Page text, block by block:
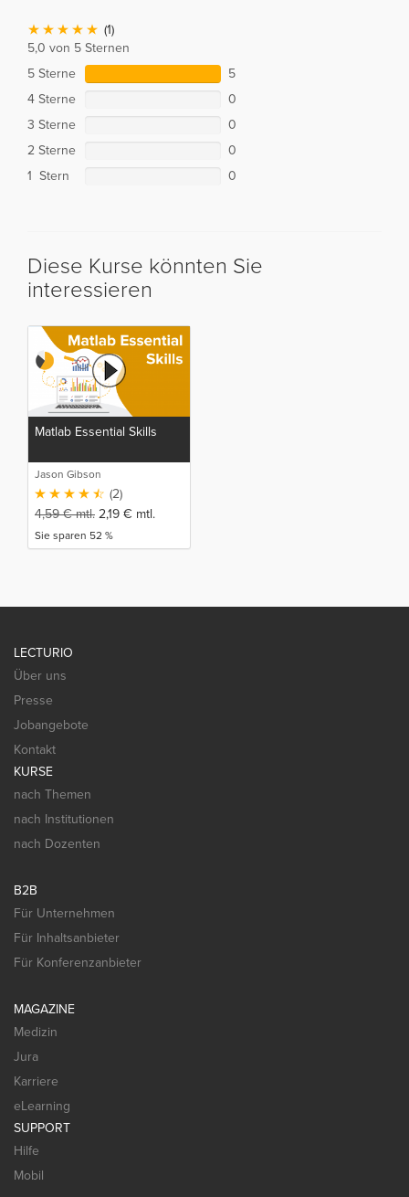
(1)
5,0 von 5 Sternen
5 Sterne
5
4 Sterne
0
3 Sterne
0
2 Sterne
0
1 Stern
0
Diese Kurse könnten Sie
interessieren
Matlab Essential Skills
Jason Gibson
(2)
4,59€mtl. 2,19 € mtl.
Sie sparen 52 %
LECTURIO
Über uns
Presse
Jobangebote
Kontakt
KURSE
nach Themen
nach Institutionen
nach Dozenten
B2B
Für Unternehmen
Für Inhaltsanbieter
Für Konferenzanbieter
MAGAZINE
Medizin
Jura
Karriere
eLearning
SUPPORT
Hilfe
Mobil